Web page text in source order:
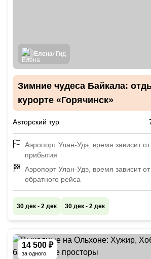
Елена/ Гид
Зимние чудеса Байкала:
курорте «Горячинск»
Авторский тур
Аэропорт Улан-Удэ, время зависит
прибытия
Аэропорт Улан-Удэ, время зависит
обратного рейса
30 дек - 2 дек 30 дек - 2 дек
14 500 ₽
за одного